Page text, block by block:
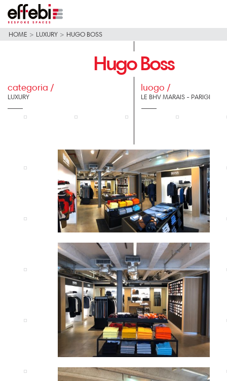
HOME > LUXURY > HUGO BOSS
Hugo Boss
categoria /
LUXURY
luogo /
LE BHV MARAIS - PARIGI